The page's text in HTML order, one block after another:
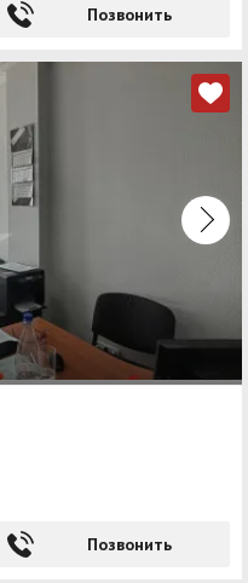
Позвонить
Позвонить